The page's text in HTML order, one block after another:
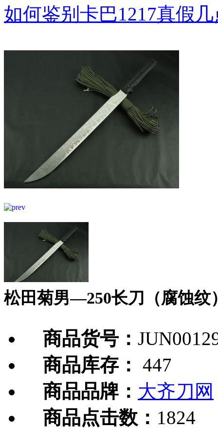
如何鉴别卡巴1217真假
松田菊男—250长刀（腐蚀纹
商品货号：
商品库存： 447
商品品牌： 大齐刀网
商品点击数： 1824